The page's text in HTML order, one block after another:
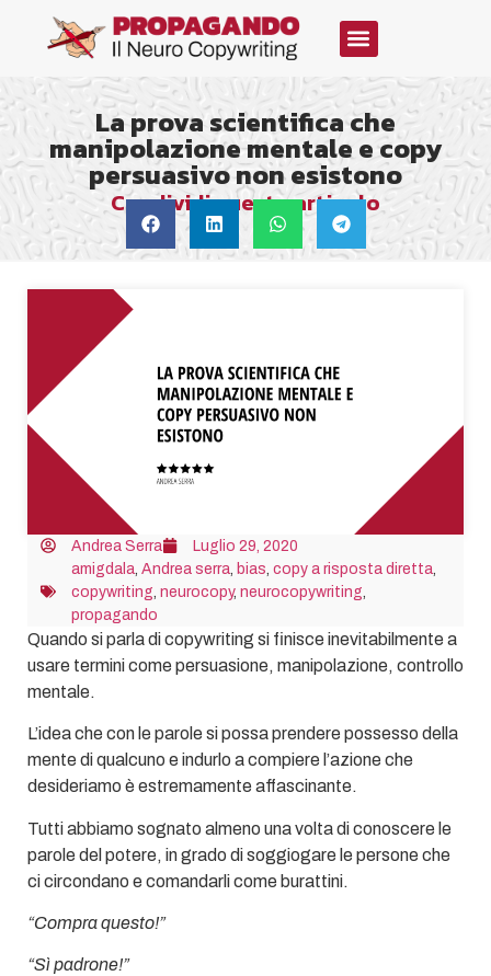
La prova scientifica che
manipolazione mentale e copy
persuasivo non esistono
Condividi questo articolo
Andrea Serra
Luglio 29, 2020
amigdala Andrea serra bias copy a risposta diretta
copywriting neurocopy, neurocopywriting
propagando
Quando si parla di copywriting si finisce inevitabilmente a
usare termini come persuasione, manipolazione, controllo
mentale.
L’idea che con le parole si possa prendere possesso della
mente di qualcuno e indurlo a compiere l’azione che
desideriamo è estremamente affascinante.
Tutti abbiamo sognato almeno una volta di conoscere le
parole del potere, in grado di soggiogare le persone che
ci circondano e comandarli come burattini.
“Compra questo!”
“Sì padrone!”